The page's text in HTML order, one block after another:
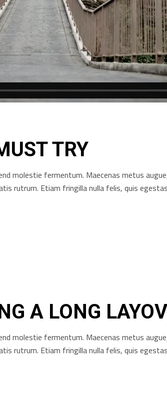
TRY
molestie fermentum. Maecenas metus
rutrum. Etiam fringilla nulla felis, quis
A LONG
molestie fermentum. Maecenas metus
rutrum. Etiam fringilla nulla felis, quis